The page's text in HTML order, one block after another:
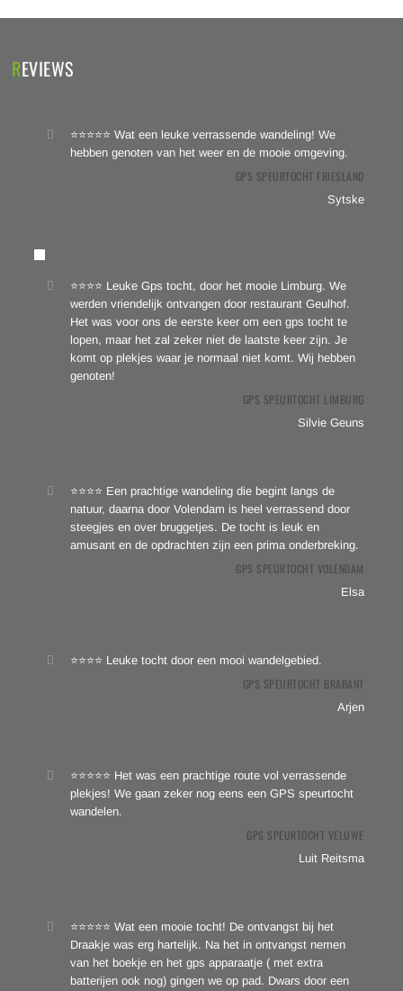
REVIEWS
⭐⭐⭐⭐⭐ Wat een leuke verrassende wandeling! We
hebben genoten van het weer en de mooie omgeving.
GPS SPEURTOCHT FRIESLAND
Sytske
⭐⭐⭐⭐ Leuke Gps tocht, door het mooie Limburg. We
werden vriendelijk ontvangen door restaurant Geulhof.
Het was voor ons de eerste keer om een gps tocht te
lopen, maar het zal zeker niet de laatste keer zijn. Je
komt op plekjes waar je normaal niet komt. Wij hebben
genoten!
GPS SPEURTOCHT LIMBURG
Silvie Geuns
⭐⭐⭐⭐ Een prachtige wandeling die begint langs de
natuur, daarna door Volendam is heel verrassend door
steegjes en over bruggetjes. De tocht is leuk en
amusant en de opdrachten zijn een prima onderbreking.
GPS SPEURTOCHT VOLENDAM
Elsa
⭐⭐⭐⭐ Leuke tocht door een mooi wandelgebied.
GPS SPEURTOCHT BRABANT
Arjen
⭐⭐⭐⭐⭐ Het was een prachtige route vol verrassende
plekjes! We gaan zeker nog eens een GPS speurtocht
wandelen.
GPS SPEURTOCHT VELUWE
Luit Reitsma
⭐⭐⭐⭐⭐ Wat een mooie tocht! De ontvangst bij het
Draakje was erg hartelijk. Na het in ontvangst nemen
van het boekje en het gps apparaatje ( met extra
batterijen ook nog) gingen we op pad. Dwars door een